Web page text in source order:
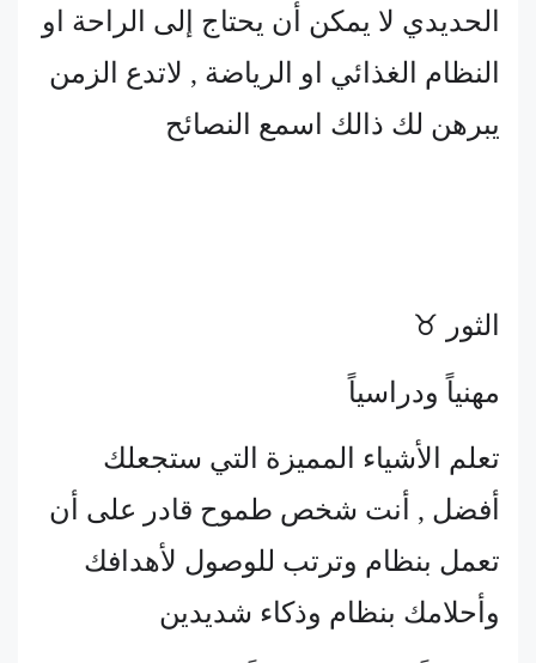
الحديدي لا يمكن أن يحتاج إلى الراحة او
النظام الغذائي او الرياضة , لاتدع الزمن
يبرهن لك ذالك اسمع النصائح
الثور ♉
مهنياً ودراسياً
تعلم الأشياء المميزة التي ستجعلك
أفضل , أنت شخص طموح قادر على أن
تعمل بنظام وترتب للوصول لأهدافك
وأحلامك بنظام وذكاء شديدين